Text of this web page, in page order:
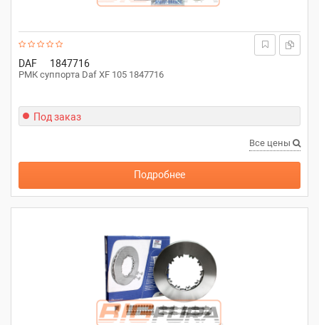
DAF 1847716
РМК суппорта Daf XF 105 1847716
Под заказ
Все цены
Подробнее